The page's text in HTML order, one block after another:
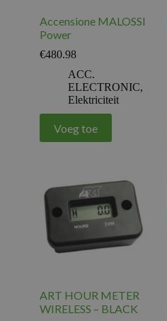
Accensione MALOSSI
Power
€480.98
ACC.
ELECTRONIC,
Elektriciteit
Voeg toe
ART HOUR METER
WIRELESS – BLACK